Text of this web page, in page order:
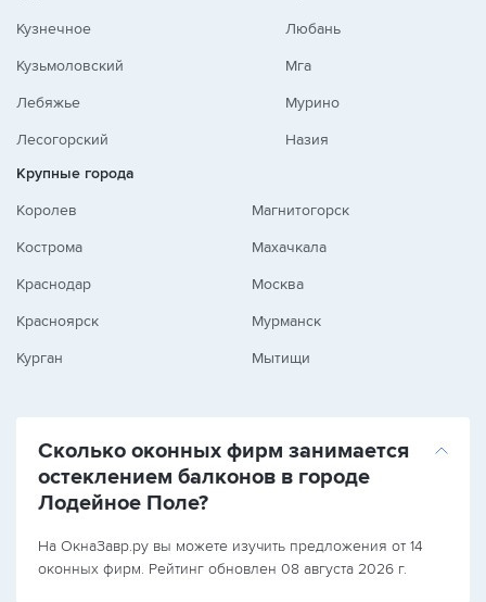
Кузнечное
Кузьмоловский
Лебяжье
Лесогорский
Любань
Мга
Мурино
Назия
Крупные города
Королев
Кострома
Краснодар
Красноярск
Курган
Магнитогорск
Махачкала
Москва
Мурманск
Мытищи
Сколько оконных фирм занимается
остеклением балконов в городе
Лодейное Поле?
На ОкнаЗавр.ру вы можете изучить предложения от 14
оконных фирм. Рейтинг обновлен 08 августа 2026 г.